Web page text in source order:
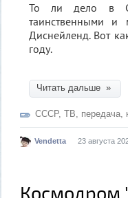
То ли дело в
таинственными и
Диснейленд. Вот
году.
Читать дальше »
СССР, ТВ, передача,
Vendetta 23 августа
Космодром